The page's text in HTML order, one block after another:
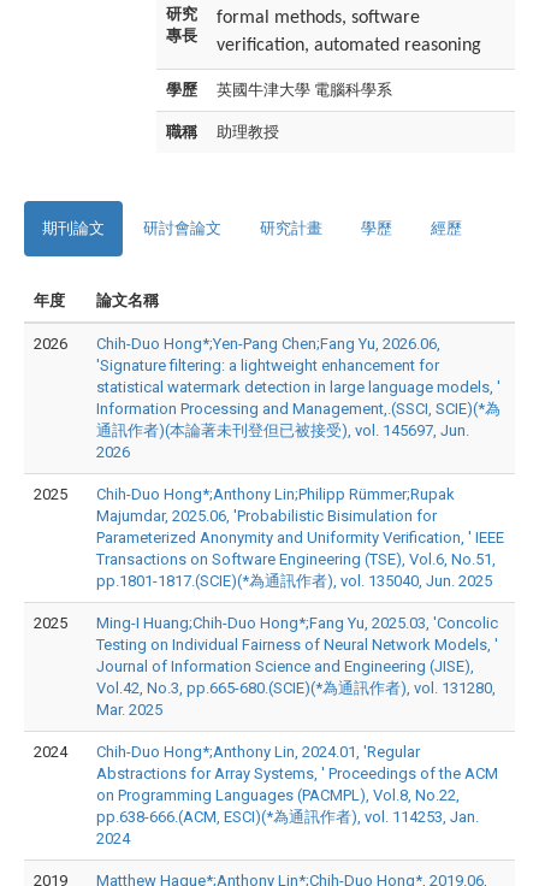
研究
專長
formal methods, software
verification, automated reasoning
學歷 英國牛津大學 電腦科學系
職稱 助理教授
期刊論文 研討會論文 研究計畫 學歷 經歷
年度 論文名稱
2026
Chih-Duo Hong*;Yen-Pang Chen;Fang Yu, 2026.06,
'Signature filtering: a lightweight enhancement for
statistical watermark detection in large language models, '
Information Processing and Management,.(SSCI, SCIE)(*為
通訊作者)(本論著未刊登但已被接受), vol. 145697, Jun.
2026
2025
Chih-Duo Hong*;Anthony Lin;Philipp Rümmer;Rupak
Majumdar, 2025.06, 'Probabilistic Bisimulation for
Parameterized Anonymity and Uniformity Verification, ' IEEE
Transactions on Software Engineering (TSE), Vol.6, No.51,
pp.1801-1817.(SCIE)(*為通訊作者), vol. 135040, Jun. 2025
2025
Ming-I Huang;Chih-Duo Hong*;Fang Yu, 2025.03, 'Concolic
Testing on Individual Fairness of Neural Network Models, '
Journal of Information Science and Engineering (JISE),
Vol.42, No.3, pp.665-680.(SCIE)(*為通訊作者), vol. 131280,
Mar. 2025
2024
Chih-Duo Hong*;Anthony Lin, 2024.01, 'Regular
Abstractions for Array Systems, ' Proceedings of the ACM
on Programming Languages (PACMPL), Vol.8, No.22,
pp.638-666.(ACM, ESCI)(*為通訊作者), vol. 114253, Jan.
2024
2019 Matthew Hague*;Anthony Lin*;Chih-Duo Hong*, 2019.06,